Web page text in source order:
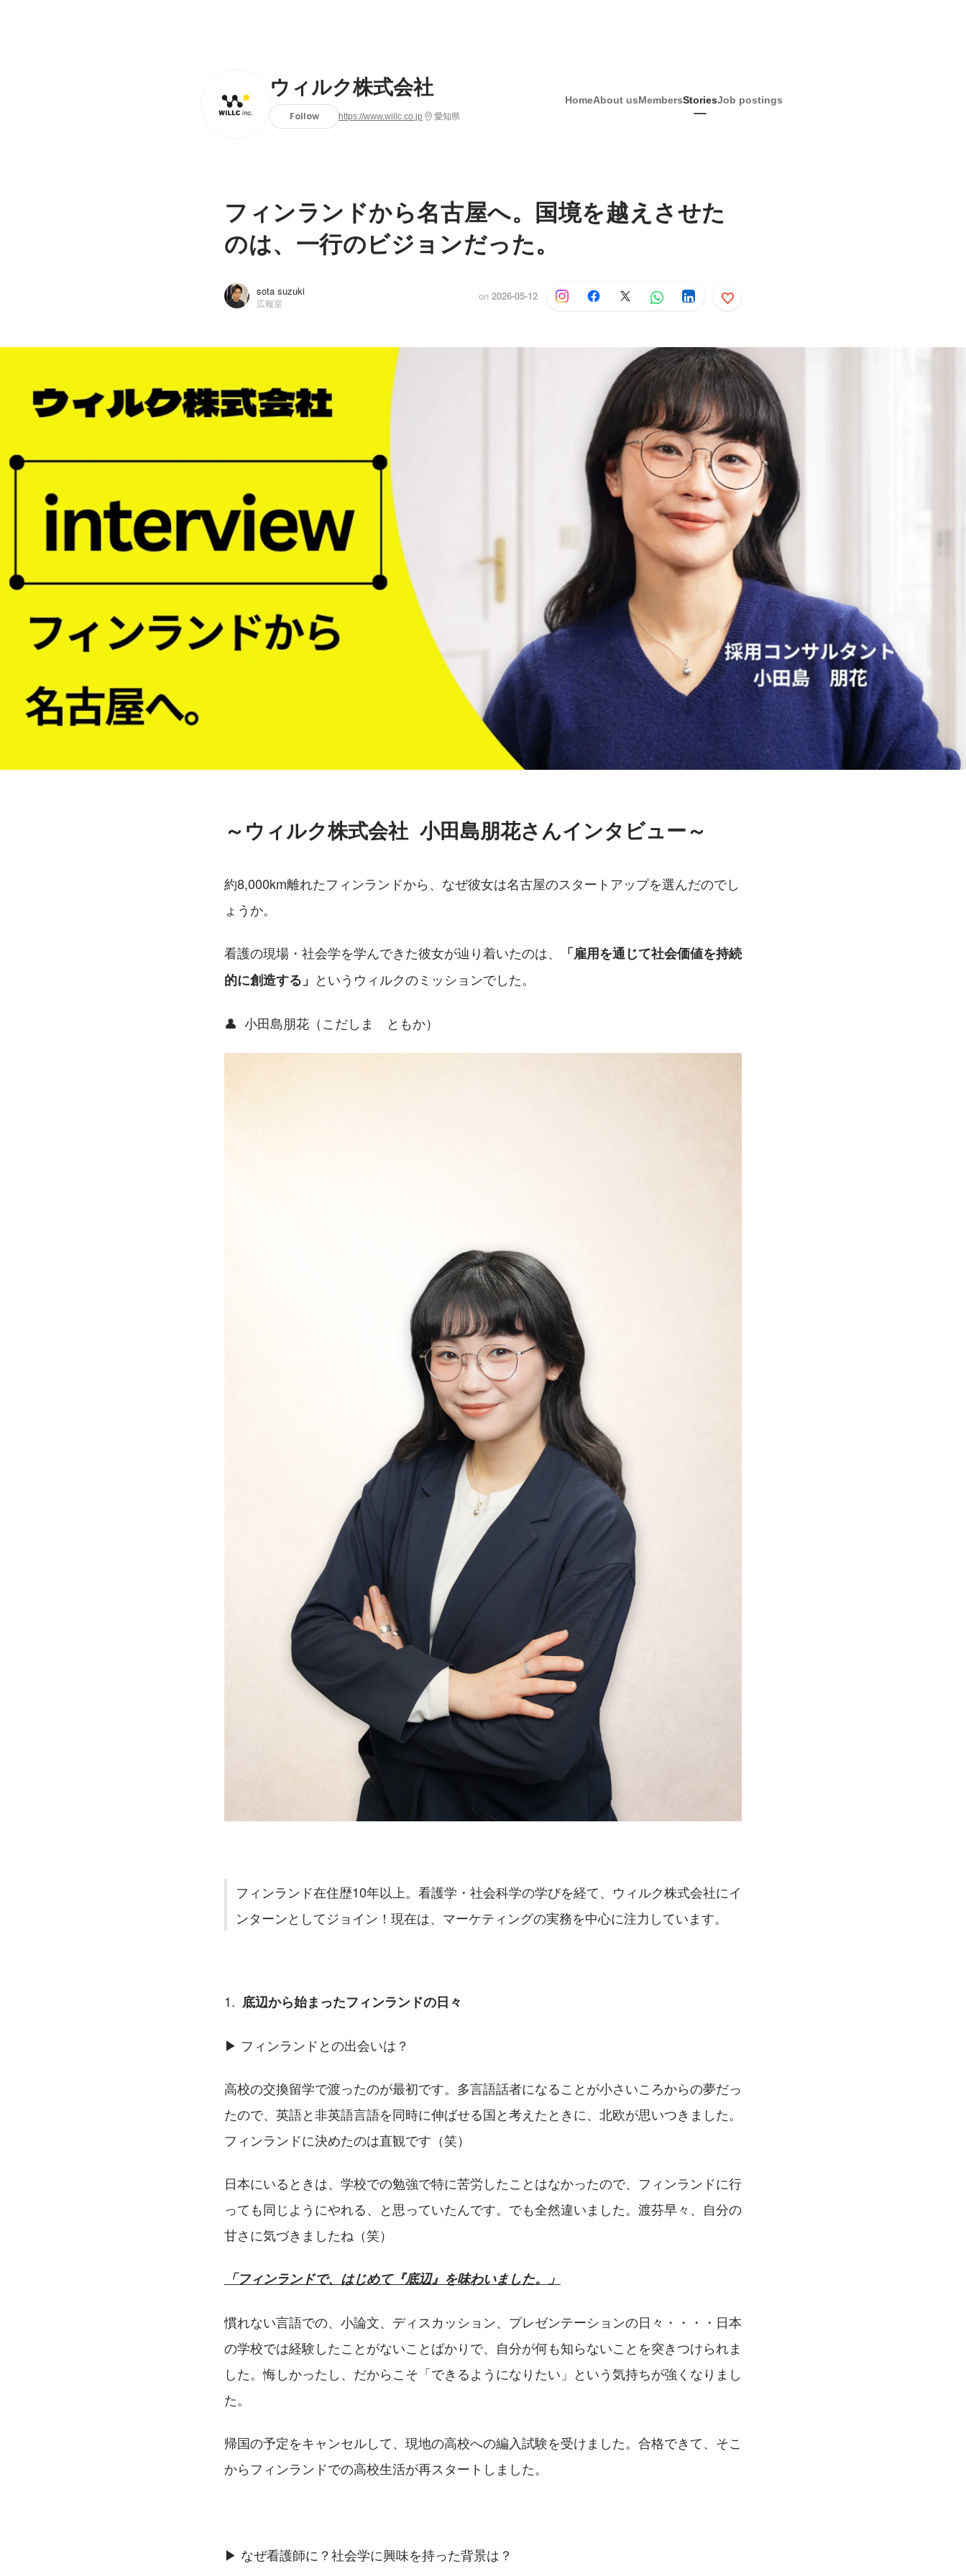
ウィルク株式会社
Follow https://www.willc.co.jp 愛知県
HomeAbout usMembersStoriesJob postings
フィンランドから名古屋へ。国境を越えさせた
のは、一行のビジョンだった。
sota suzuki
広報室
on 2026-05-12
～ウィルク株式会社  小田島朋花さんインタビュー～
約8,000km離れたフィンランドから、なぜ彼女は名古屋のスタートアップを選んだのでし
ょうか。
看護の現場・社会学を学んできた彼女が辿り着いたのは、
「雇用を通じて社会価値を持続
的に創造する」 というウィルクのミッションでした。
👤  小田島朋花（こだしま　ともか）
フィンランド在住歴10年以上。看護学・社会科学の学びを経て、ウィルク株式会社にイ
ンターンとしてジョイン！現在は、マーケティングの実務を中心に注力しています。
底辺から始まったフィンランドの日々
▶ フィンランドとの出会いは？
高校の交換留学で渡ったのが最初です。多言語話者になることが小さいころからの夢だっ
たので、英語と非英語言語を同時に伸ばせる国と考えたときに、北欧が思いつきました。
フィンランドに決めたのは直観です（笑）
日本にいるときは、学校での勉強で特に苦労したことはなかったので、フィンランドに行
っても同じようにやれる、と思っていたんです。でも全然違いました。渡芬早々、自分の
甘さに気づきましたね（笑）
「フィンランドで、はじめて『底辺』を味わいました。」
慣れない言語での、小論文、ディスカッション、プレゼンテーションの日々・・・・日本
の学校では経験したことがないことばかりで、自分が何も知らないことを突きつけられま
した。悔しかったし、だからこそ「できるようになりたい」という気持ちが強くなりまし
た。
帰国の予定をキャンセルして、現地の高校への編入試験を受けました。合格できて、そこ
からフィンランドでの高校生活が再スタートしました。
▶ なぜ看護師に？社会学に興味を持った背景は？
sota suzuki